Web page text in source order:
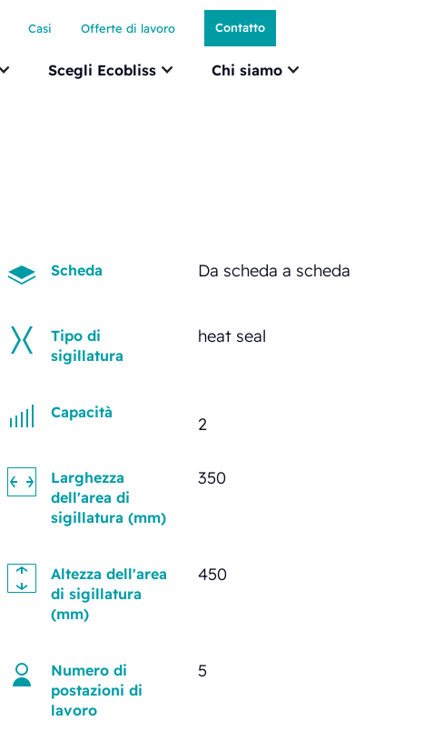
Scegli Ecobliss Chi siamo
Casi Offerte di lavoro Contatto
Scheda Da scheda a scheda
Tipo di
sigillatura
heat seal
Capacità
2
Larghezza
dell'area di
sigillatura (mm)
350
Altezza dell'area
di sigillatura
(mm)
450
Numero di
postazioni di
lavoro
5